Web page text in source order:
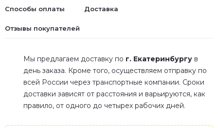
Способы оплаты Доставка
Отзывы покупателей
Мы предлагаем доставку по г. Екатеринбургу в
день заказа. Кроме того, осуществляем отправку по
всей России через транспортные компании. Сроки
доставки зависят от расстояния и варьируются, как
правило, от одного до четырех рабочих дней.